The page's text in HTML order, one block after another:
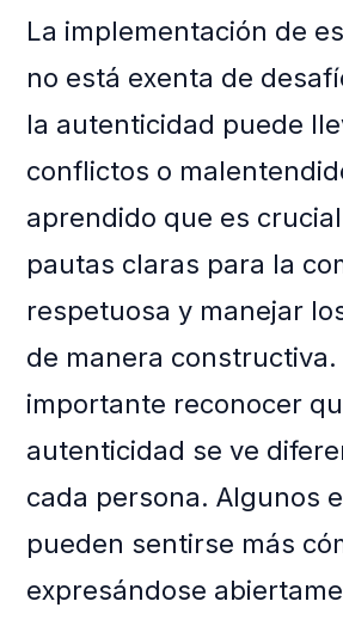
La implementación de
no está exenta de
la autenticidad puede
conflictos o
aprendido que es
pautas claras para la
respetuosa y manejar
de manera constructiva.
importante reconocer
autenticidad se ve
cada persona. Algunos
pueden sentirse más
expresándose